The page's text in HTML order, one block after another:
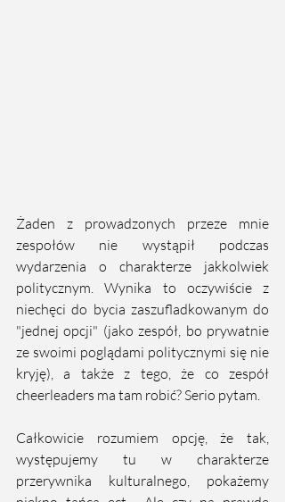
Żaden z prowadzonych przeze mnie
zespołów nie wystąpił podczas
wydarzenia o charakterze jakkolwiek
politycznym. Wynika to oczywiście z
niechęci do bycia zaszufladkowanym do
"jednej opcji" (jako zespół, bo prywatnie
ze swoimi poglądami politycznymi się nie
kryję), a także z tego, że co zespół
cheerleaders ma tam robić? Serio pytam.
Całkowicie rozumiem opcję, że tak,
występujemy tu w charakterze
przerywnika kulturalnego, pokażemy